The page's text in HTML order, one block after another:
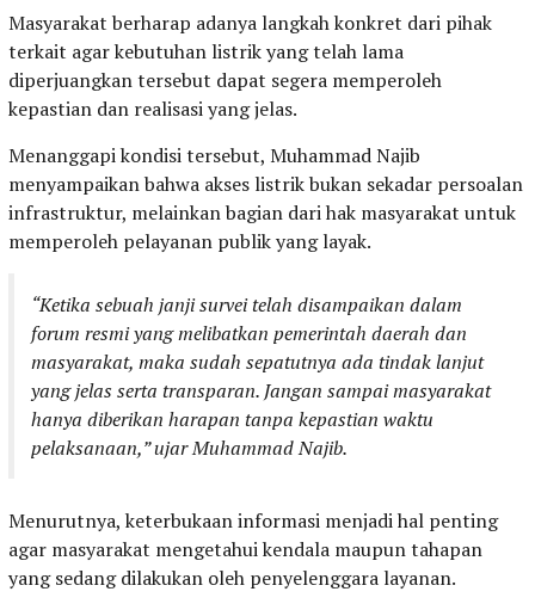
Masyarakat berharap adanya langkah konkret dari pihak
terkait agar kebutuhan listrik yang telah lama
diperjuangkan tersebut dapat segera memperoleh
kepastian dan realisasi yang jelas.
Menanggapi kondisi tersebut, Muhammad Najib
menyampaikan bahwa akses listrik bukan sekadar persoalan
infrastruktur, melainkan bagian dari hak masyarakat untuk
memperoleh pelayanan publik yang layak.
“Ketika sebuah janji survei telah disampaikan dalam
forum resmi yang melibatkan pemerintah daerah dan
masyarakat, maka sudah sepatutnya ada tindak lanjut
yang jelas serta transparan. Jangan sampai masyarakat
hanya diberikan harapan tanpa kepastian waktu
pelaksanaan,” ujar Muhammad Najib.
Menurutnya, keterbukaan informasi menjadi hal penting
agar masyarakat mengetahui kendala maupun tahapan
yang sedang dilakukan oleh penyelenggara layanan.